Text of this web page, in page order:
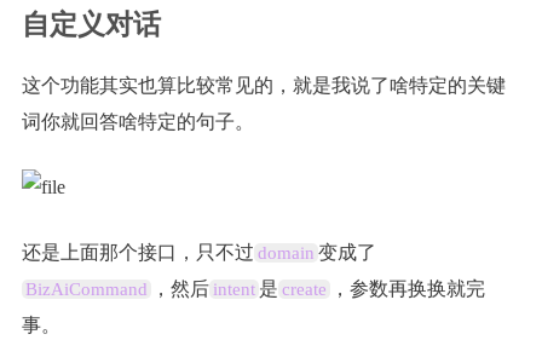
自定义对话
这个功能其实也算比较常见的，就是我说了啥特定的关键
词你就回答啥特定的句子。
还是上面那个接口，只不过 domain 变成了
BizAiCommand ，然后 intent 是 create
，参数再换换就完
事。